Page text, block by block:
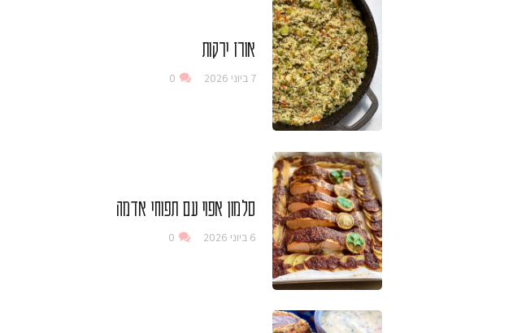
אורז ירקות
7 ביוני 2026 0
סלמון אפוי עם תפוחי אדמה
6 ביוני 2026 0